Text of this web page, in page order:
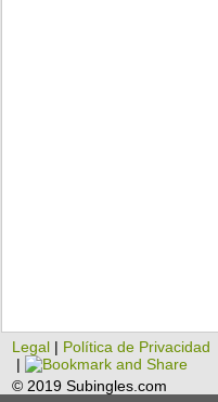
Legal | Política de Privacidad
|
© 2019 Subingles.com